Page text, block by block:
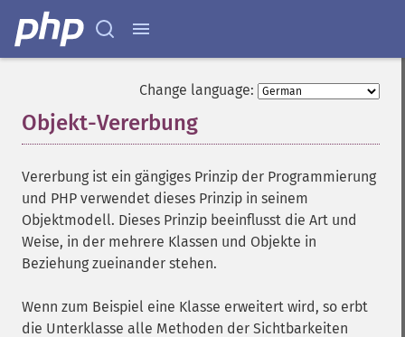
Change language:
Objekt-Vererbung
Vererbung ist ein gängiges Prinzip der Programmierung
und PHP verwendet dieses Prinzip in seinem
Objektmodell. Dieses Prinzip beeinflusst die Art und
Weise, in der mehrere Klassen und Objekte in
Beziehung zueinander stehen.
Wenn zum Beispiel eine Klasse erweitert wird, so erbt
die Unterklasse alle Methoden der Sichtbarkeiten